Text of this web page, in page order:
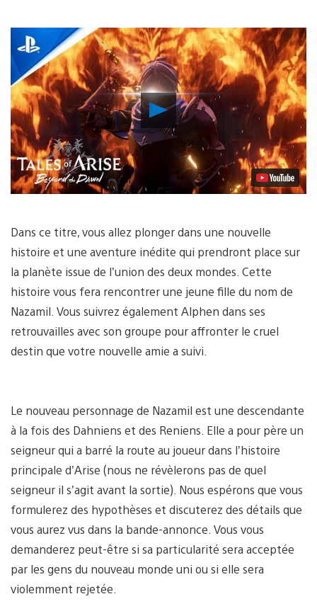
Lancer
la
vidéo
Dans ce titre, vous allez plonger dans une nouvelle
histoire et une aventure inédite qui prendront place sur
la planète issue de l’union des deux mondes. Cette
histoire vous fera rencontrer une jeune fille du nom de
Nazamil. Vous suivrez également Alphen dans ses
retrouvailles avec son groupe pour affronter le cruel
destin que votre nouvelle amie a suivi.
Le nouveau personnage de Nazamil est une descendante
à la fois des Dahniens et des Reniens. Elle a pour père un
seigneur qui a barré la route au joueur dans l’histoire
principale d’Arise (nous ne révèlerons pas de quel
seigneur il s’agit avant la sortie). Nous espérons que vous
formulerez des hypothèses et discuterez des détails que
vous aurez vus dans la bande-annonce. Vous vous
demanderez peut-être si sa particularité sera acceptée
par les gens du nouveau monde uni ou si elle sera
violemment rejetée.